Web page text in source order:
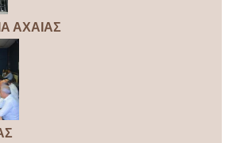
ΑΧΑΙΑΣ